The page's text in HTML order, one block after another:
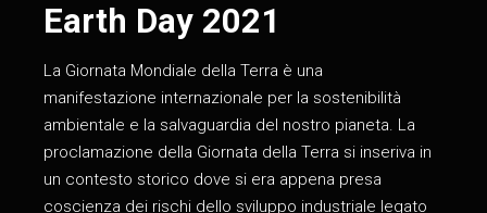
Earth Day 2021
La Giornata Mondiale della Terra è una
manifestazione internazionale per la sostenibilità
ambientale e la salvaguardia del nostro pianeta. La
proclamazione della Giornata della Terra si inseriva in
un contesto storico dove si era appena presa
coscienza dei rischi dello sviluppo industriale legato